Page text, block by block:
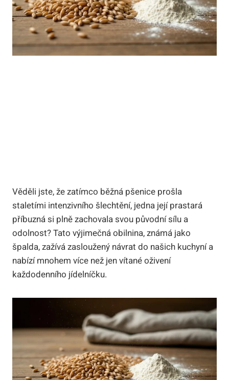
Věděli jste, že zatímco běžná pšenice prošla
staletími intenzivního šlechtění, jedna její prastará
příbuzná si plně zachovala svou původní sílu a
odolnost? Tato výjimečná obilnina, známá jako
špalda, zažívá zasloužený návrat do našich kuchyní a
nabízí mnohem více než jen vítané oživení
každodenního jídelníčku.